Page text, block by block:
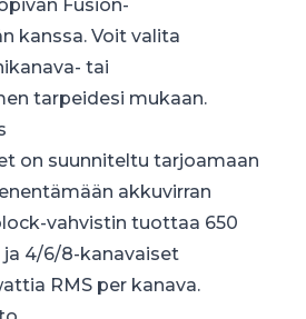
Fusion-
kanssa. Voit valita
tai
tarpeidesi mukaan.
on suunniteltu tarjoamaan
akkuvirran
vahvistin tuottaa 650
4/6/8-kanavaiset
RMS per kanava.